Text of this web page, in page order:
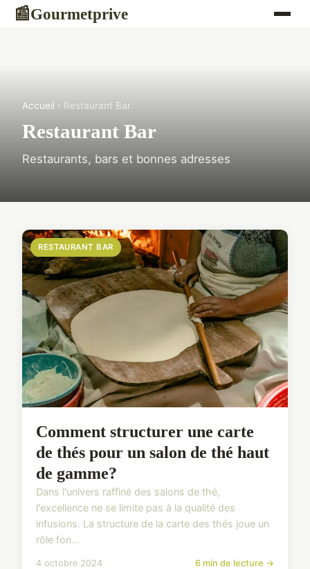
📰Gourmetprive
Accueil › Restaurant Bar
Restaurant Bar
Restaurants, bars et bonnes adresses
RESTAURANT BAR
Comment structurer une carte
de thés pour un salon de thé haut
de gamme?
Dans l'univers raffiné des salons de thé,
l'excellence ne se limite pas à la qualité des
infusions. La structure de la carte des thés joue un
rôle fon...
4 octobre 2024 6 min de lecture →